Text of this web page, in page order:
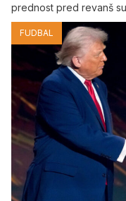
prednost pred revanš
FUDBAL